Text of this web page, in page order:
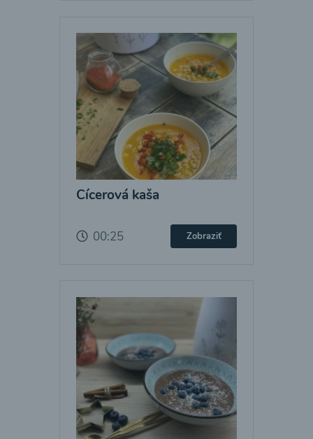
Cícerová kaša
00:25 Zobraziť